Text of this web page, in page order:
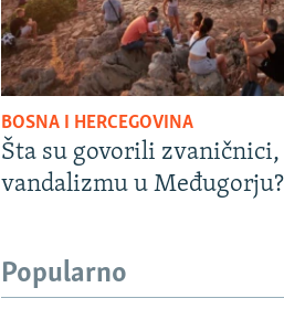
BOSNA I HERCEGOVINA
Šta su govorili zvaničnici,
vandalizmu u Međugorju?
Popularno